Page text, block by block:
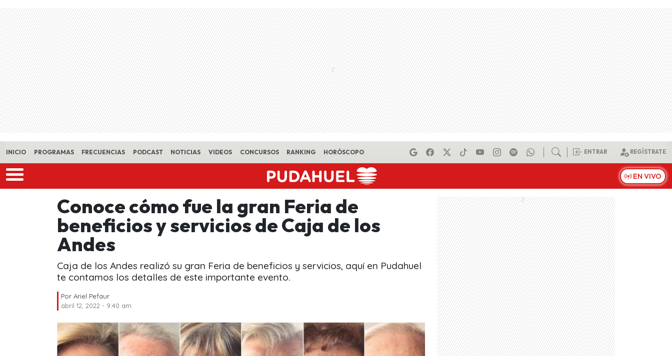
Skip to main content
INICIO PROGRAMAS FRECUENCIAS PODCAST NOTICIAS VIDEOS CONCURSOS RANKING HORÓSCOPO ENTRAR REGÍSTRATE
EN VIVO
Conoce cómo fue la gran Feria de
beneficios y servicios de Caja de los
Andes
Caja de los Andes realizó su gran Feria de beneficios y servicios, aquí en Pudahuel
te contamos los detalles de este importante evento.
Por Ariel Pefaur
abril 12, 2022 - 9:40 am